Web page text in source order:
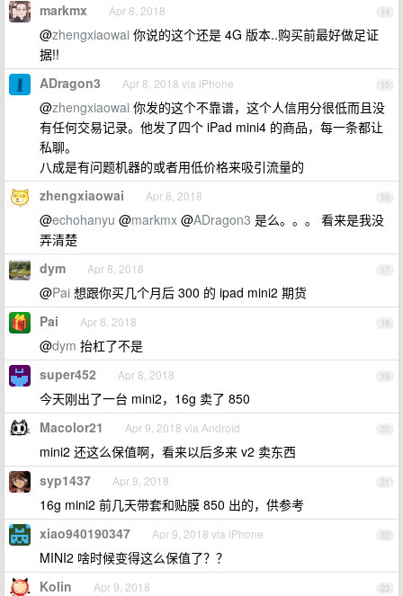
14
markmx Apr 8, 2018
@zhengxiaowai 你说的这个还是 4G 版本..购买前最好做足证
据!!
15
ADragon3 Apr 8, 2018 via iPhone
@zhengxiaowai 你发的这个不靠谱，这个人信用分很低而且没
有任何交易记录。他发了四个 iPad mini4 的商品，每一条都让
私聊。
八成是有问题机器的或者用低价格来吸引流量的
16
zhengxiaowai Apr 8, 2018
@echohanyu @markmx @ADragon3 是么。。。 看来是我没
弄清楚
17
dym Apr 8, 2018
@Pai 想跟你买几个月后 300 的 ipad mini2 期货
18
Pai Apr 8, 2018
@dym 抬杠了不是
19
super452 Apr 8, 2018
今天刚出了一台 mini2，16g 卖了 850
20
Macolor21 Apr 9, 2018 via Android
mini2 还这么保值啊，看来以后多来 v2 卖东西
21
syp1437 Apr 9, 2018
16g mini2 前几天带套和贴膜 850 出的，供参考
22
xiao940190347 Apr 9, 2018 via iPhone
MINI2 啥时候变得这么保值了？？
23
Kolin Apr 9, 2018